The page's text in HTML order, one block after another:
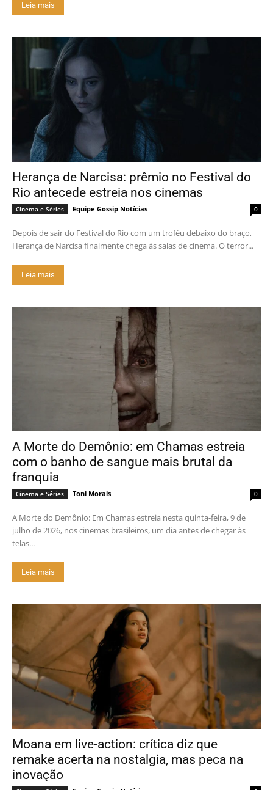
Leia mais
Herança de Narcisa: prêmio no Festival do
Rio antecede estreia nos cinemas
Cinema e Séries Equipe Gossip Notícias 0
Depois de sair do Festival do Rio com um troféu debaixo do braço,
Herança de Narcisa finalmente chega às salas de cinema. O terror...
Leia mais
A Morte do Demônio: em Chamas estreia
com o banho de sangue mais brutal da
franquia
Cinema e Séries Toni Morais 0
A Morte do Demônio: Em Chamas estreia nesta quinta-feira, 9 de
julho de 2026, nos cinemas brasileiros, um dia antes de chegar às
telas...
Leia mais
Moana em live-action: crítica diz que
remake acerta na nostalgia, mas peca na
inovação